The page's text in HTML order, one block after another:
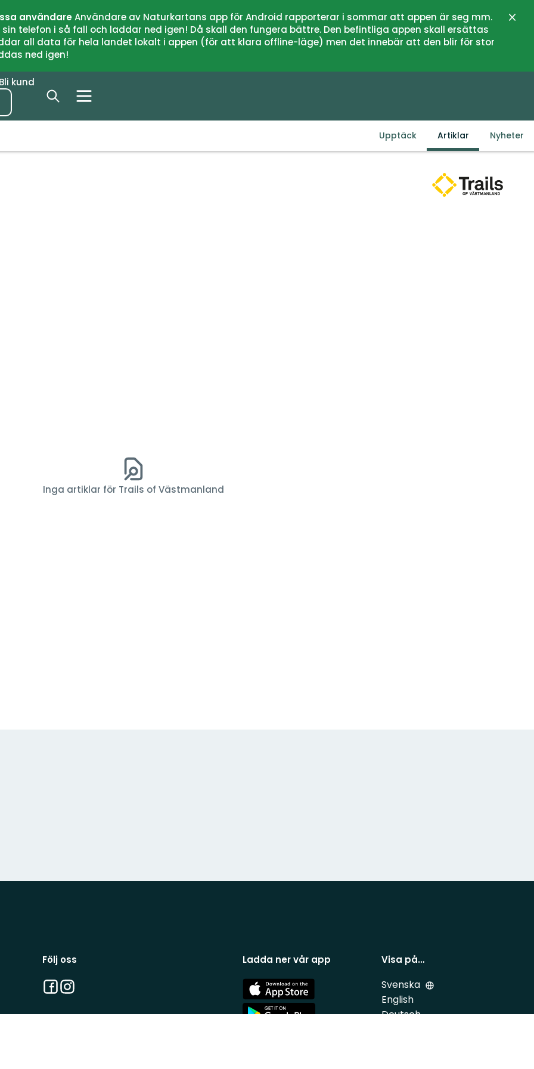
användareAnvändare av Naturkartans app för Android rapporterar i sommar att appen är seg mm.
telefon i så fall och laddar ned igen! Då skall den fungera bättre. Den befintliga appen skall ersättas
all data för hela landet lokalt i appen (för att klara offline-läge) men det innebär att den blir för stor
ned igen!
Bli kund
Upptäck Artiklar Nyheter
Inga artiklar för Trails of Västmanland
Följ oss
Facebook
Instagram
Ladda ner vår app
App
Store
App
Visa på…
Svenska
English
Deutsch